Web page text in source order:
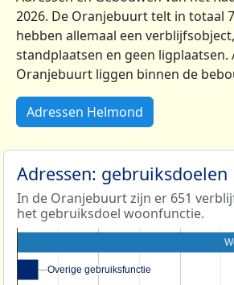
2026. De Oranjebuurt telt in totaal
hebben allemaal een
standplaatsen en geen ligplaatsen.
Oranjebuurt liggen binnen de
Adressen Helmond
Adressen: gebruiksdoelen
In de Oranjebuurt zijn er 651
het gebruiksdoel woonfunctie.
Overige gebruiksfunctie
Overige gebruiksfunctie